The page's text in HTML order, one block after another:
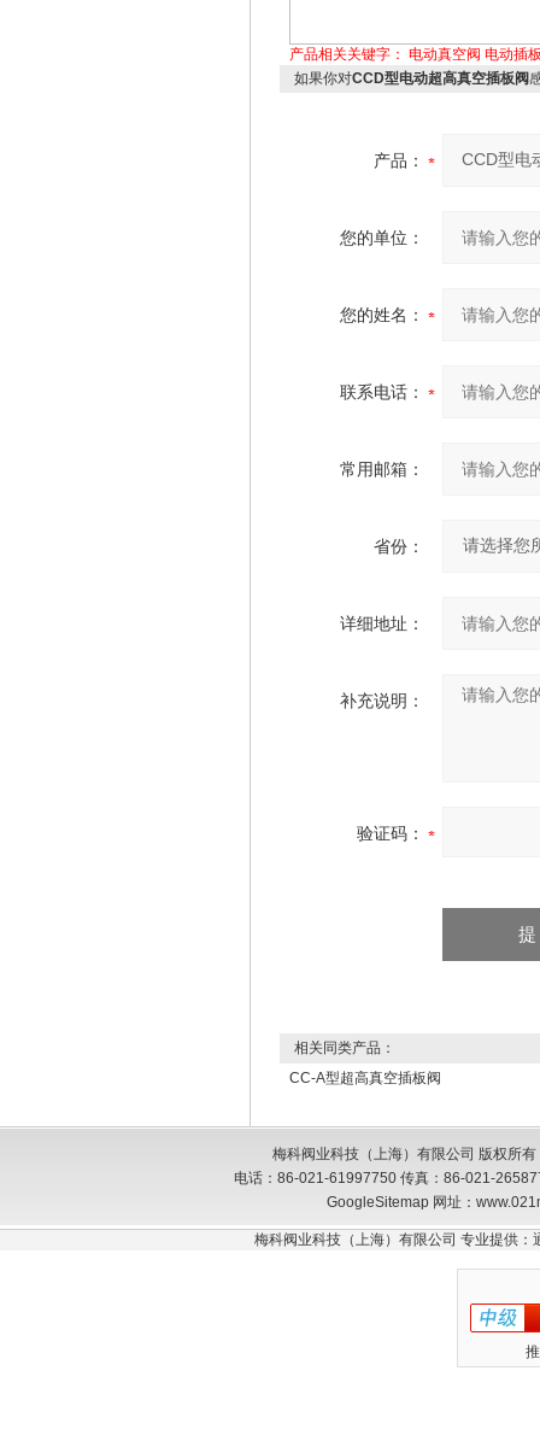
产品相关关键字： 电动真空阀 电动插
如果你对CCD型电动超高真空插板阀
产品：
您的单位：
您的姓名：
联系电话：
常用邮箱：
省份：
详细地址：
补充说明：
验证码：
相关同类产品：
CC-A型超高真空插板阀
梅科阀业科技（上海）有限公司 版权所
电话：86-021-61997750 传真：86-021-
GoogleSitemap网址：
梅科阀业科技（上海）有限公司 专业提供